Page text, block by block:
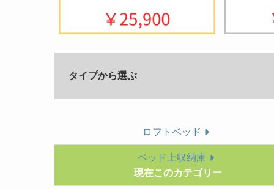
タイプから選ぶ
ロフトベッド
ベッド上収納庫
現在このカテゴリー